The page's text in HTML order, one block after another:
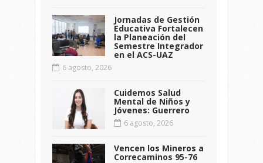
Jornadas de Gestión
Educativa Fortalecen
la Planeación del
Semestre Integrador
en el ACS-UAZ
6 agosto, 2026
Cuidemos Salud
Mental de Niños y
Jóvenes: Guerrero
6 agosto, 2026
Vencen los Mineros a
Correcaminos 95-76